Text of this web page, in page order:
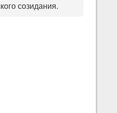
созидания.